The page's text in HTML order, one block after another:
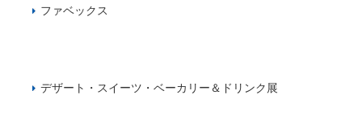
ファベックス
デザート・スイーツ・ベーカリー＆ドリンク展